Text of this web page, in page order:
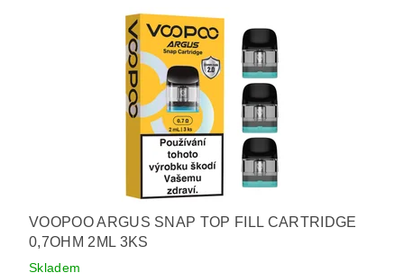
VOOPOO ARGUS SNAP TOP FILL CARTRIDGE
0,7OHM 2ML 3KS
Skladem